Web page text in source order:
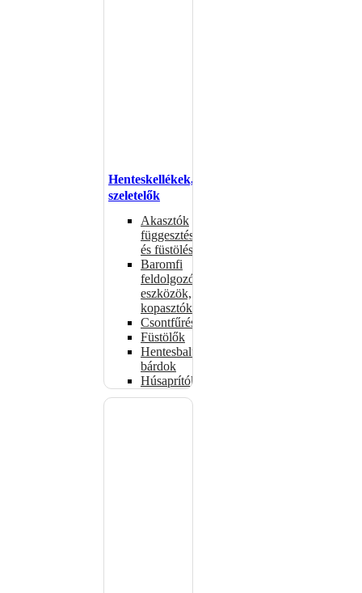
Henteskellékek,
szeletelők
Akasztók
függesztéshez
és füstöléshez
Baromfi
feldolgozó
eszközök,
kopasztók
Csontfűrészek
Füstölők
Hentesbalták,
bárdok
Húsaprítók